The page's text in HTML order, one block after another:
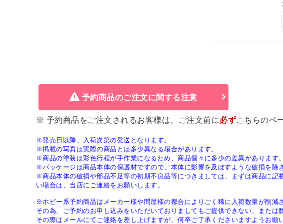
予約商品のご注文に関する注意
※ 予約商品をご注文されるお客様は、ご注文前に必ずこちらのペ
※発売日以降、入荷次第の発送となります。
※掲載の写真は実際の商品とは多少異なる場合があります。
※商品の塗装は彩色行程が手作業になるため、商品個々に多少の差異があります。
※パッケージは商品本体の保護材ですので、本体に影響を及ぼすような破損を除
※商品本体の破損や部品不足等の初期不良品等につきましては、まずは商品に
い場合は、当店にご連絡をお願いします。
※ホビー系予約商品はメーカー様や問屋様の都合によりごく稀に入荷数量が削減
その為、ご予約のお申し込みをいただいておりましてもご提供できない、または
その際はメールにてご連絡を差し上げますが、何卒ご了承くださいますようお願